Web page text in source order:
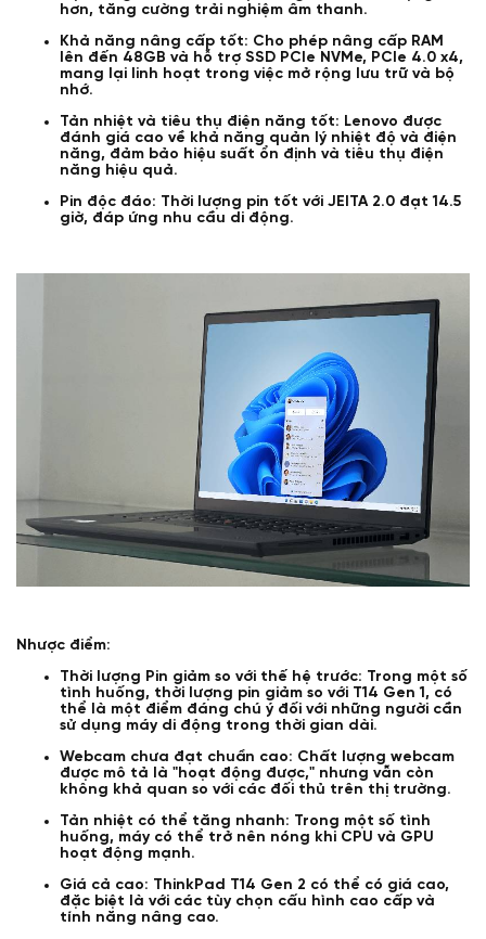
hơn, tăng cường trải nghiệm âm thanh.
Khả năng nâng cấp tốt: Cho phép nâng cấp RAM
lên đến 48GB và hỗ trợ SSD PCIe NVMe, PCIe 4.0 x4,
mang lại linh hoạt trong việc mở rộng lưu trữ và bộ
nhớ.
Tản nhiệt và tiêu thụ điện năng tốt: Lenovo được
đánh giá cao về khả năng quản lý nhiệt độ và điện
năng, đảm bảo hiệu suất ổn định và tiêu thụ điện
năng hiệu quả.
Pin độc đáo: Thời lượng pin tốt với JEITA 2.0 đạt 14.5
giờ, đáp ứng nhu cầu di động.
Nhược điểm:
Thời lượng Pin giảm so với thế hệ trước: Trong một số
tình huống, thời lượng pin giảm so với T14 Gen 1, có
thể là một điểm đáng chú ý đối với những người cần
sử dụng máy di động trong thời gian dài.
Webcam chưa đạt chuẩn cao: Chất lượng webcam
được mô tả là "hoạt động được," nhưng vẫn còn
không khả quan so với các đối thủ trên thị trường.
Tản nhiệt có thể tăng nhanh: Trong một số tình
huống, máy có thể trở nên nóng khi CPU và GPU
hoạt động mạnh.
Giá cả cao: ThinkPad T14 Gen 2 có thể có giá cao,
đặc biệt là với các tùy chọn cấu hình cao cấp và
tính năng nâng cao.